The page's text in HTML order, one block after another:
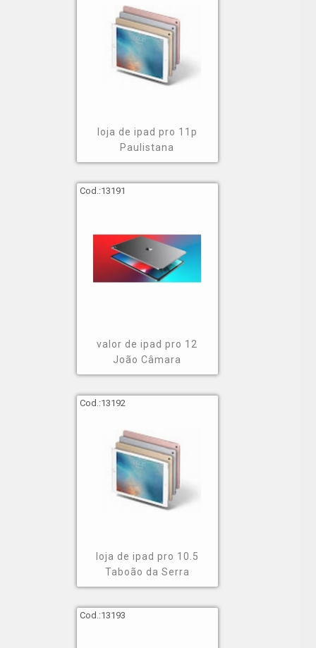
loja de ipad pro 11p
Paulistana
Cod.:13191
valor de ipad pro 12
João Câmara
Cod.:13192
loja de ipad pro 10.5
Taboão da Serra
Cod.:13193